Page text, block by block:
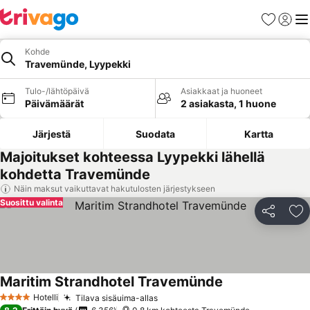
Suosikit
Kohde
Travemünde, Lyypekki
Tulo-/lähtöpäivä
Päivämäärät
Asiakkaat ja huoneet
2 asiakasta, 1 huone
Järjestä Suodata Kartta
Majoitukset kohteessa Lyypekki lähellä
kohdetta Travemünde
Näin maksut vaikuttavat hakutulosten järjestykseen
Jaa
Suosittu valinta
4 Tähtiluokitus
Hotelli Tilava sisäuima-allas
Maritim Strandhotel Travemünde